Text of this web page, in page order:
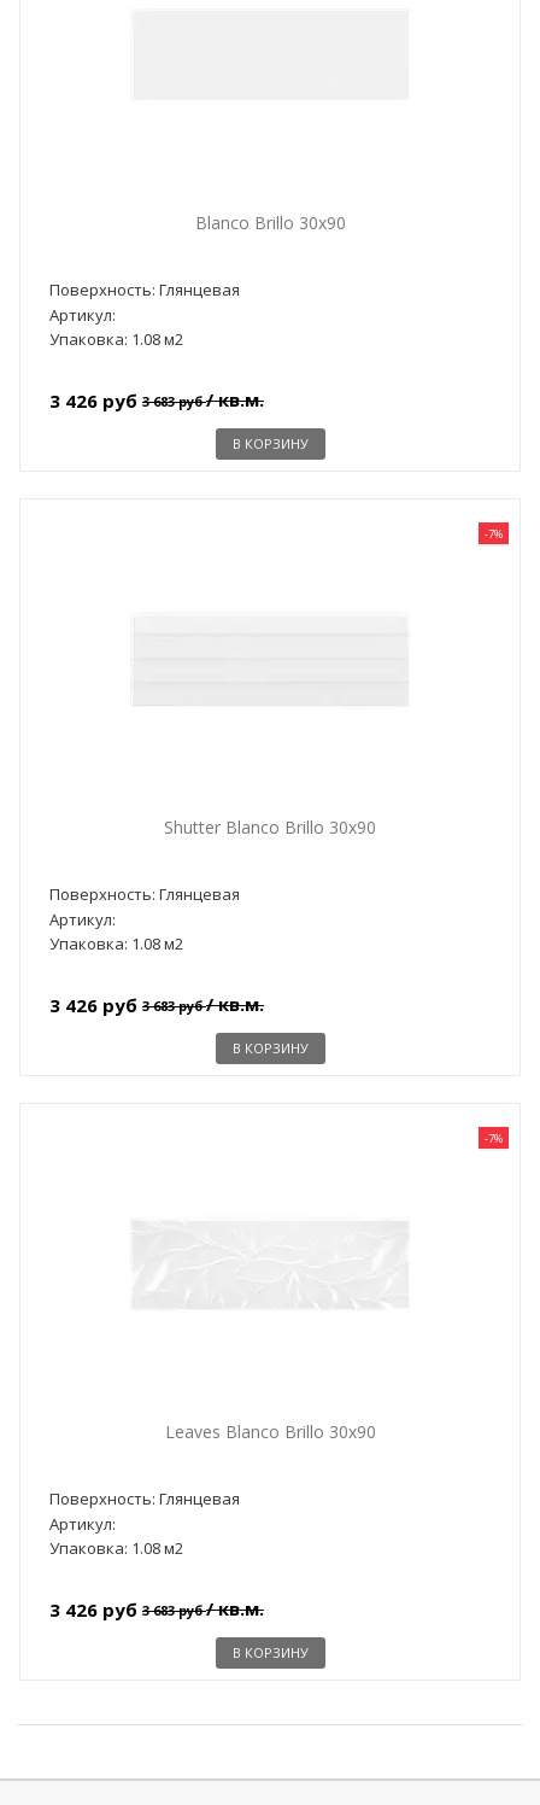
Blanco Brillo 30x90
Поверхность: Глянцевая
Артикул:
Упаковка: 1.08 м2
3 426 руб 3 683 руб/ кв.м.
В КОРЗИНУ
-7%
Shutter Blanco Brillo 30x90
Поверхность: Глянцевая
Артикул:
Упаковка: 1.08 м2
3 426 руб 3 683 руб/ кв.м.
В КОРЗИНУ
-7%
Leaves Blanco Brillo 30x90
Поверхность: Глянцевая
Артикул:
Упаковка: 1.08 м2
3 426 руб 3 683 руб/ кв.м.
В КОРЗИНУ